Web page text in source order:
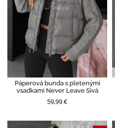
Páperová bunda s pletenými
vsadkami Never Leave Sivá
59,99 €